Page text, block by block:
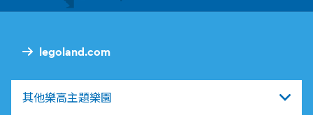
legoland.com
其他樂高主題樂園